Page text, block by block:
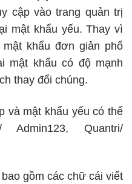
cập vào trang quản trị
mật khẩu yếu. Thay vì
khẩu đơn giản phổ
mật khẩu có độ mạnh
thay đổi chúng.
và mật khẩu yếu có thể
Quantri/
gồm các chữ cái viết